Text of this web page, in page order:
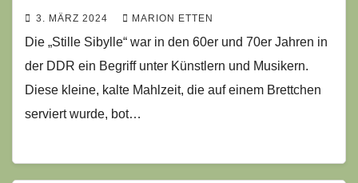
3. MÄRZ 2024 MARION ETTEN
Die „Stille Sibylle“ war in den 60er und 70er Jahren in
der DDR ein Begriff unter Künstlern und Musikern.
Diese kleine, kalte Mahlzeit, die auf einem Brettchen
serviert wurde, bot…